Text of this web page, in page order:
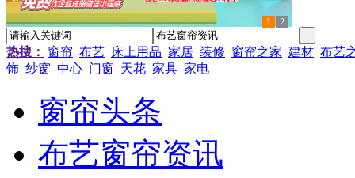
1 2
热搜： 窗帘 布艺 床上用品 家居 装修 窗帘之家 建材 布艺
饰 纱窗 中心 门窗 天花 家具 家电
窗帘头条
布艺窗帘资讯